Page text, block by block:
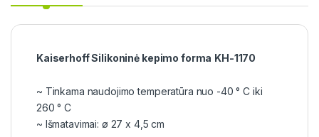
Kaiserhoff Silikoninė kepimo forma KH-1170
~ Tinkama naudojimo temperatūra nuo -40 ° С iki
260 ° С
~ Išmatavimai: ø 27 x 4,5 cm